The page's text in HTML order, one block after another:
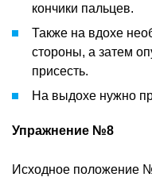
кончики пальцев.
Также на вдохе
стороны, а затем
присесть.
На выдохе нужно
Упражнение №8
Исходное положение